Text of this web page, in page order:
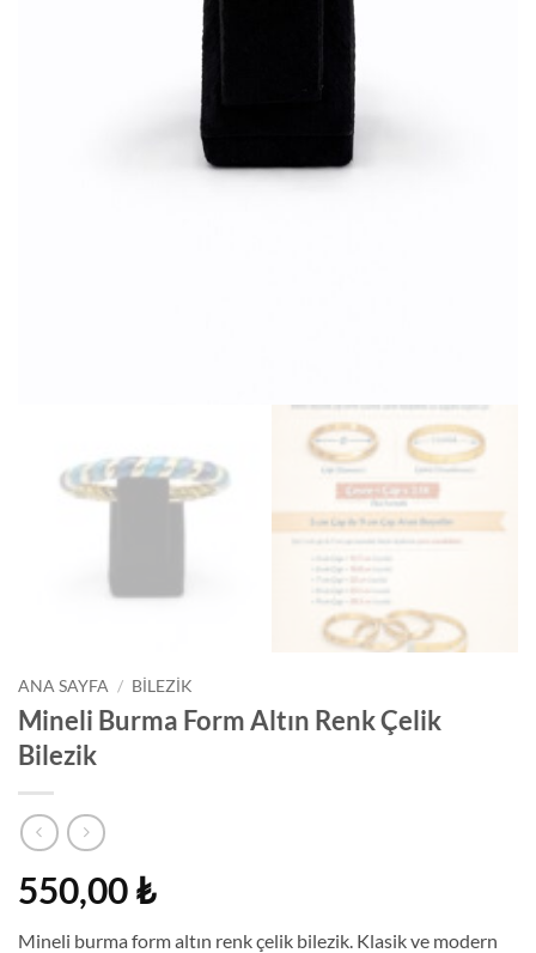
ANA SAYFA / BİLEZİK
Mineli Burma Form Altın Renk Çelik
Bilezik
550,00₺
Mineli burma form altın renk çelik bilezik. Klasik ve modern